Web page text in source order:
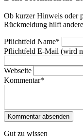
Ob kurzer Hinweis oder
Rückmeldung hilft
Pflichtfeld Name*
Pflichtfeld E-Mail (wird
Webseite
Kommentar*
Gut zu wissen